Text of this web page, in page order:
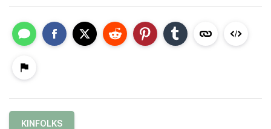
KINFOLKS